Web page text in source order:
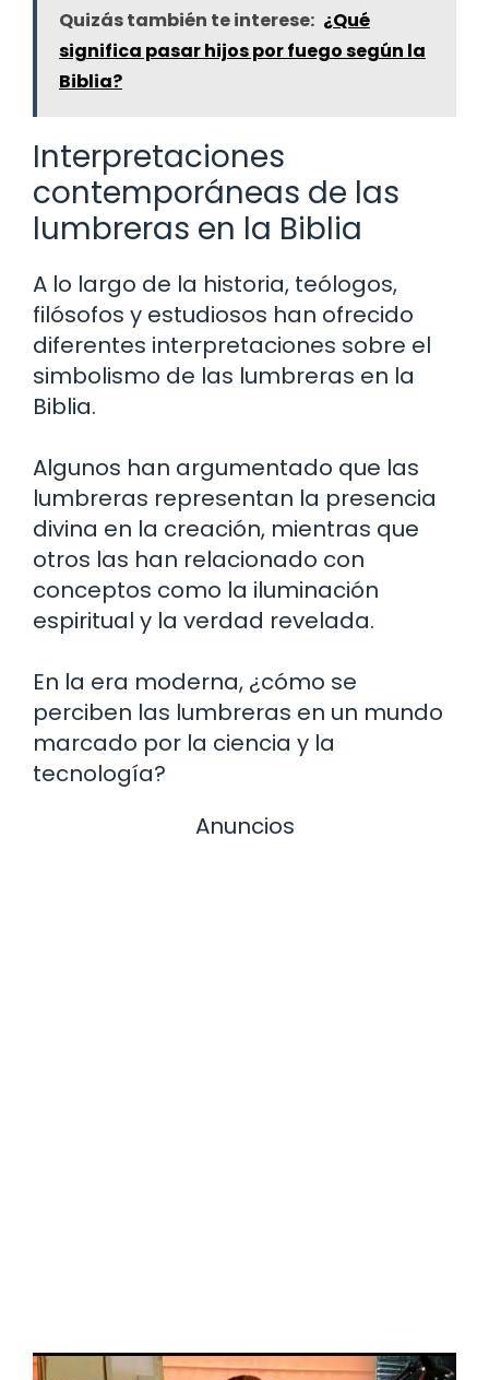
Quizás también te interese: ¿Qué
significa pasar hijos por fuego según la
Biblia?
Interpretaciones
contemporáneas de las
lumbreras en la Biblia
A lo largo de la historia, teólogos,
filósofos y estudiosos han ofrecido
diferentes interpretaciones sobre el
simbolismo de las lumbreras en la
Biblia.
Algunos han argumentado que las
lumbreras representan la presencia
divina en la creación, mientras que
otros las han relacionado con
conceptos como la iluminación
espiritual y la verdad revelada.
En la era moderna, ¿cómo se
perciben las lumbreras en un mundo
marcado por la ciencia y la
tecnología?
Anuncios